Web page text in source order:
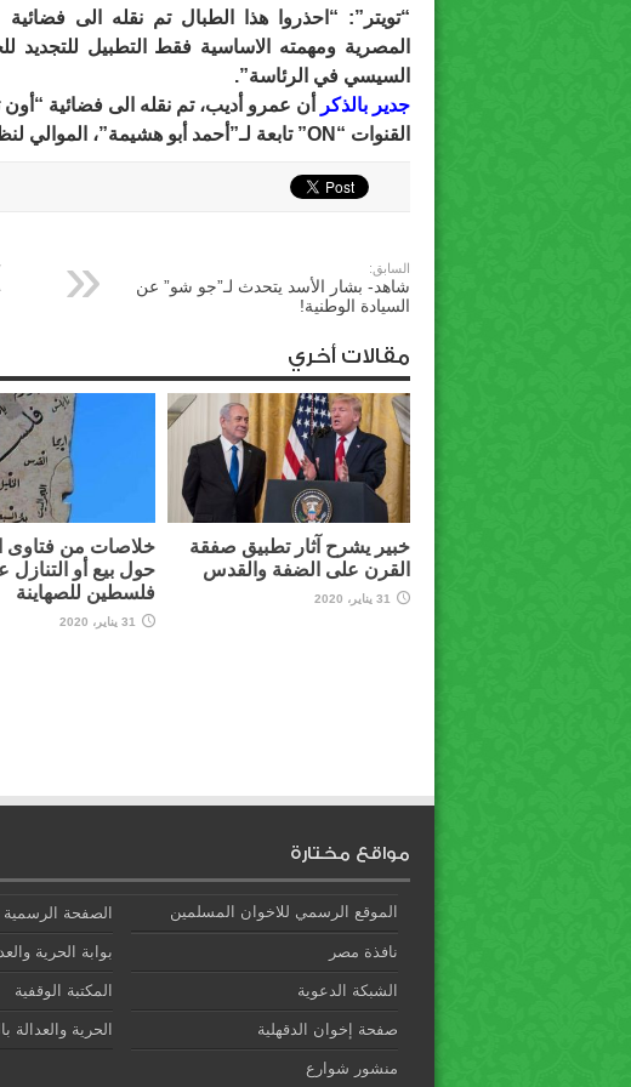
“تويتر”: “احذروا هذا الطبال تم نقله الى فضائية
المصرية ومهمته الاساسية فقط التطبيل للتجديد
السيسي في الرئاسة”.
جدير بالذكر
أن عمرو أديب، تم نقله الى فضائية
القنوات “ON” تابعة لـ”أحمد أبو هشيمة”، الموالي لنظام عبد الفتاح السيسي.
السابق:
شاهد- بشار الأسد يتحدث لـ”جو شو” عن
السيادة الوطنية!
مقالات أخري
خبير يشرح آثار تطبيق صفقة
القرن على الضفة والقدس
31 يناير، 2020
خلاصات من فتاوى
حول بيع أو
فلسطين للصهاينة
31 يناير، 2020
مواقع مختارة
الموقع الرسمي للاخوان المسلمين الصفحة
نافذة مصر بوابة الحرية
الشبكة الدعوية المكتبة الوقفية
صفحة إخوان الدقهلية الحرية والعدالة
منشور شوارع